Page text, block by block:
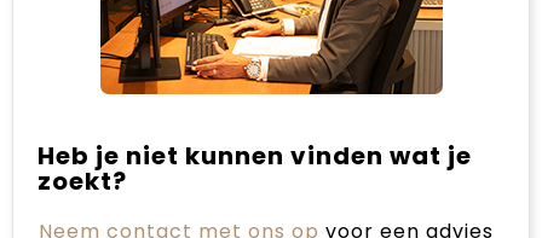
Heb je niet kunnen vinden wat je
zoekt?
Neem contact met ons op voor een advies